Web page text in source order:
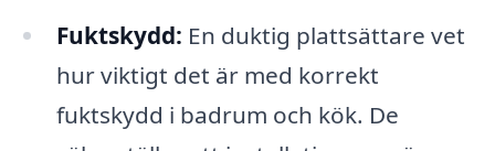
Fuktskydd: En duktig plattsättare vet
hur viktigt det är med korrekt
fuktskydd i badrum och kök. De